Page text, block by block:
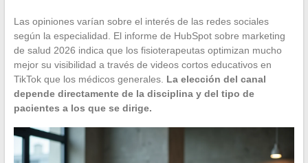
Las opiniones varían sobre el interés de las redes sociales
según la especialidad. El informe de HubSpot sobre marketing
de salud 2026 indica que los fisioterapeutas optimizan mucho
mejor su visibilidad a través de videos cortos educativos en
TikTok que los médicos generales. La elección del canal
depende directamente de la disciplina y del tipo de
pacientes a los que se dirige.